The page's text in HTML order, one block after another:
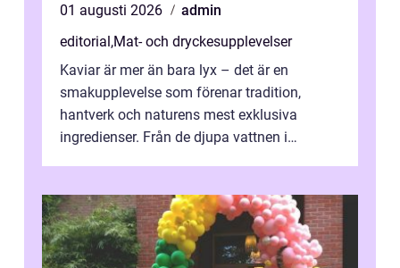
01 augusti 2026
admin
editorial,Mat- och dryckesupplevelser
Kaviar är mer än bara lyx – det är en
smakupplevelse som förenar tradition,
hantverk och naturens mest exklusiva
ingredienser. Från de djupa vattnen i